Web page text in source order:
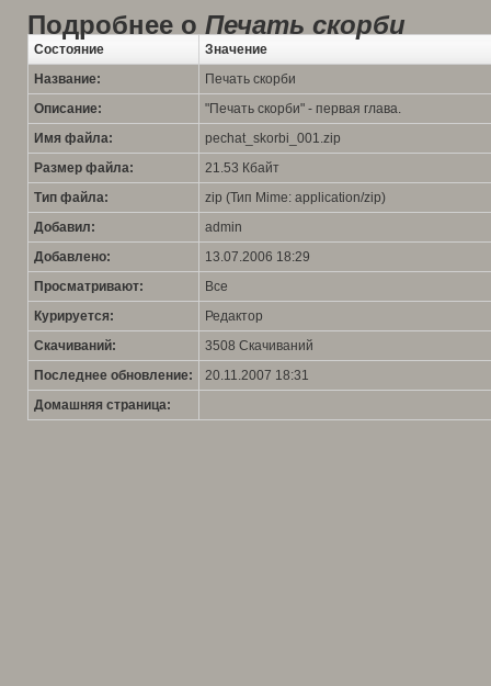
Подробнее о Печать скорби
Состояние
Значение
Название:
Печать скорби
Описание:
"Печать скорби" - первая глава.
Имя файла:
pechat_skorbi_001.zip
Размер файла:
21.53 Кбайт
Тип файла:
zip (Тип Mime: application/zip)
Добавил:
admin
Добавлено:
13.07.2006 18:29
Просматривают:
Все
Курируется:
Редактор
Скачиваний:
3508 Скачиваний
Последнее обновление:
20.11.2007 18:31
Домашняя страница: